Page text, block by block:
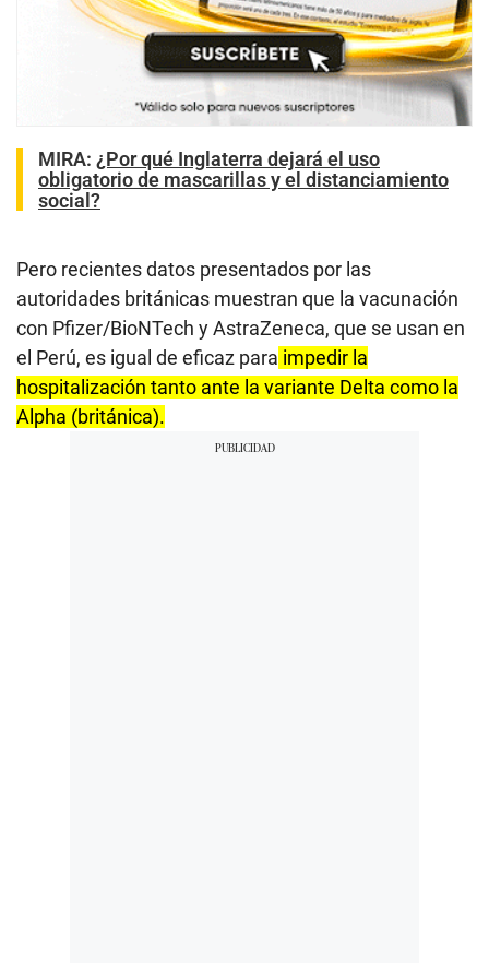
MIRA: ¿Por qué Inglaterra dejará el uso
obligatorio de mascarillas y el distanciamiento
social?
Pero recientes datos presentados por las
autoridades británicas muestran que la vacunación
con Pfizer/BioNTech y AstraZeneca, que se usan en
el Perú, es igual de eficaz para impedir la
hospitalización tanto ante la variante Delta como la
Alpha (británica).